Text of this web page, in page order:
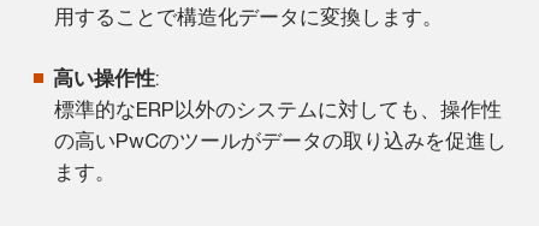
用することで構造化データに変換します。
高い操作性:
標準的なERP以外のシステムに対しても、操作性
の高いPwCのツールがデータの取り込みを促進し
ます。